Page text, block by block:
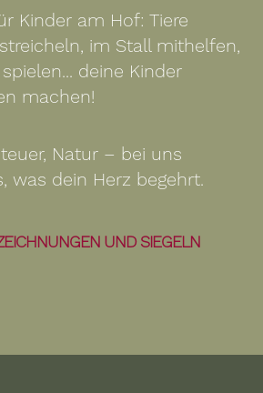
Kinder am Hof: Tiere
im Stall mithelfen,
deine Kinder
machen!
Natur – bei uns
was dein Herz begehrt.
UND SIEGELN